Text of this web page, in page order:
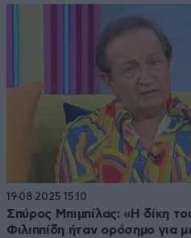
19·08·2025 15:10
Σπύρος Μπιμπίλας: «Η δίκη
Φιλιππίδη ήταν ορόσημο για